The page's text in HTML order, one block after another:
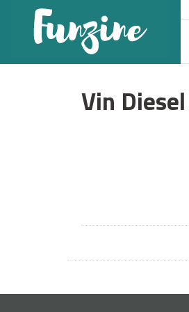
Vin Diesel